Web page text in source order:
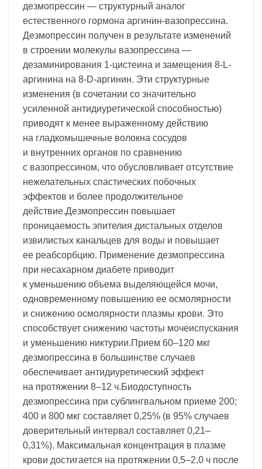
дезмопрессин — структурный аналог
естественного гормона аргинин-вазопрессина.
Дезмопрессин получен в результате изменений
в строении молекулы вазопрессина —
дезаминирования 1-цистеина и замещения 8-L-
аргинина на 8-D-аргинин. Эти структурные
изменения (в сочетании со значительно
усиленной антидиуретической способностью)
приводят к менее выраженному действию
на гладкомышечные волокна сосудов
и внутренних органов по сравнению
с вазопрессином, что обусловливает отсутствие
нежелательных спастических побочных
эффектов и более продолжительное
действие.Дезмопрессин повышает
проницаемость эпителия дистальных отделов
извилистых канальцев для воды и повышает
ее реабсорбцию. Применение дезмопрессина
при несахарном диабете приводит
к уменьшению объема выделяющейся мочи,
одновременному повышению ее осмолярности
и снижению осмолярности плазмы крови. Это
способствует снижению частоты мочеиспускания
и уменьшению никтурии.Прием 60–120 мкг
дезмопрессина в большинстве случаев
обеспечивает антидиуретический эффект
на протяжении 8–12 ч.Биодоступность
дезмопрессина при сублингвальном приеме 200;
400 и 800 мкг составляет 0,25% (в 95% случаев
доверительный интервал составляет 0,21–
0,31%). Максимальная концентрация в плазме
крови достигается на протяжении 0,5–2,0 ч после